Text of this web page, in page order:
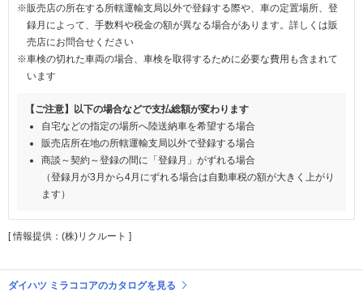
※販売店の所在する所轄運輸支局以外で登録する際や、車の定置場所、登
録月によって、手数料や税金の額が異なる場合があります。詳しくは販
売店にお問合せください
※車検の切れた車両の場合、車検を取得するために必要な費用も含まれて
います
【ご注意】以下の場合などで支払総額が変わります
自宅などの指定の場所へ陸送納車を希望する場合
販売店所在地の所轄運輸支局以外で登録する場合
商談～契約～登録の間に「登録月」がずれる場合
（登録月が3月から4月にずれる場合は自動車税の額が大きく上がり
ます）
[ 情報提供：(株)リクルート ]
ダイハツ ミラココアのカタログを見る